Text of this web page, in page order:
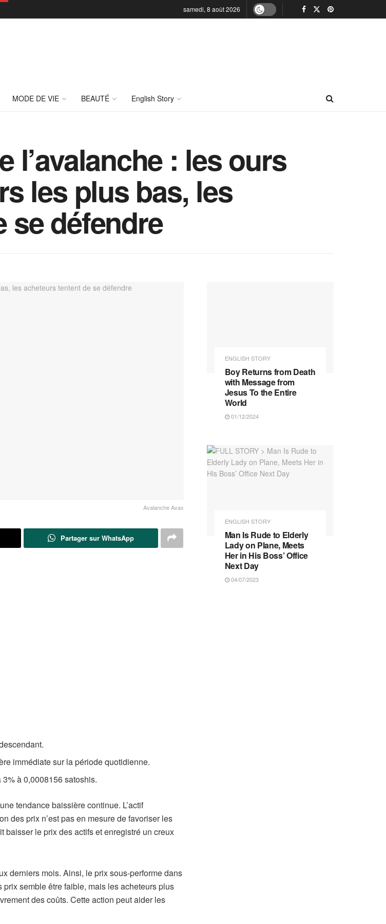
samedi, 8 août 2026
MODE DE VIE BEAUTÉ English Story
l’avalanche : les ours
les plus bas, les
se défendre
Avalanche Avax
Partager sur WhatsApp
immédiate sur la période quotidienne.
à 0,0008156 satoshis.
tendance baissière continue. L’actif
des prix n’est pas en mesure de favoriser les
le prix des actifs et enregistré un creux
derniers mois. Ainsi, le prix sous-performe dans
semble être faible, mais les acheteurs plus
des coûts. Cette action peut aider les
ENGLISH STORY
Boy Returns from Death
with Message from
Jesus To the Entire
World
01/12/2024
ENGLISH STORY
Man Is Rude to Elderly
Lady on Plane, Meets
Her in His Boss’ Office
Next Day
04/07/2023